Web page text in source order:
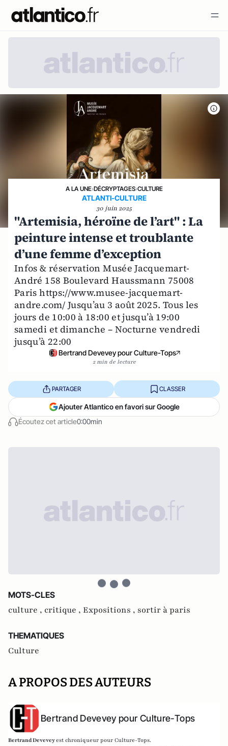
A LA UNE›DÉCRYPTAGES›CULTURE
ATLANTI-CULTURE
30 juin 2025
"Artemisia, héroïne de l’art" : La
peinture intense et troublante
d’une femme d’exception
Infos & réservation Musée Jacquemart-
André 158 Boulevard Haussmann 75008
Paris https://www.musee-jacquemart-
andre.com/ Jusqu’au 3 août 2025. Tous les
jours de 10:00 à 18:00 et jusqu’à 19:00
samedi et dimanche – Nocturne vendredi
jusqu’à 22:00
Bertrand Devevey pour Culture-Tops
2 min de lecture
Écoutez cet article0:00min
PARTAGER CLASSER
Ajouter Atlantico en favori sur Google
MOTS-CLES
culture , critique , Expositions , sortir à paris
THEMATIQUES
Culture
A PROPOS DES AUTEURS
Bertrand Devevey pour Culture-Tops
Bertrand Deveveyest chroniqueur pour Culture-Tops.